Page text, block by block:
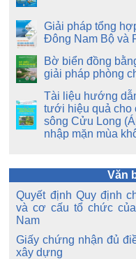
Giải pháp tổng
Đông Nam Bộ và
Bờ biển đồng
giải pháp phòng
Tài liệu hướng
tưới hiệu quả cho
sông Cửu Long
nhập mặn mùa
Văn
Quyết định Quy định
và cơ cấu tổ chức
Nam
Giấy chứng nhận đủ
xây dựng